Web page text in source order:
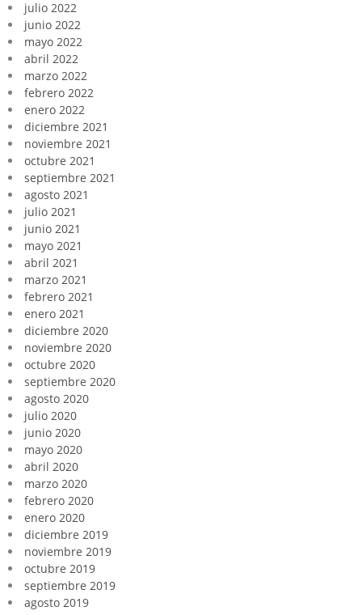
julio 2022
junio 2022
mayo 2022
abril 2022
marzo 2022
febrero 2022
enero 2022
diciembre 2021
noviembre 2021
octubre 2021
septiembre 2021
agosto 2021
julio 2021
junio 2021
mayo 2021
abril 2021
marzo 2021
febrero 2021
enero 2021
diciembre 2020
noviembre 2020
octubre 2020
septiembre 2020
agosto 2020
julio 2020
junio 2020
mayo 2020
abril 2020
marzo 2020
febrero 2020
enero 2020
diciembre 2019
noviembre 2019
octubre 2019
septiembre 2019
agosto 2019